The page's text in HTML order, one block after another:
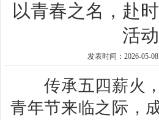
以青春之名，赴
活
发表时间：2026-05-
传承五四薪火，
青年节来临之际，